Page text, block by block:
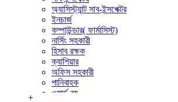
অ্যাসিস্ট্যান্ট সাব-ইন্সপেক্টর
ইনচার্জ
কম্পাউন্ডার( ফার্মাসিস্ট)
নার্সিং সহকারী
হিসাব রক্ষক
ক্যাশিয়ার
অফিস সহকারী
পানিবাহক
ওয়ার্ড বয়
+